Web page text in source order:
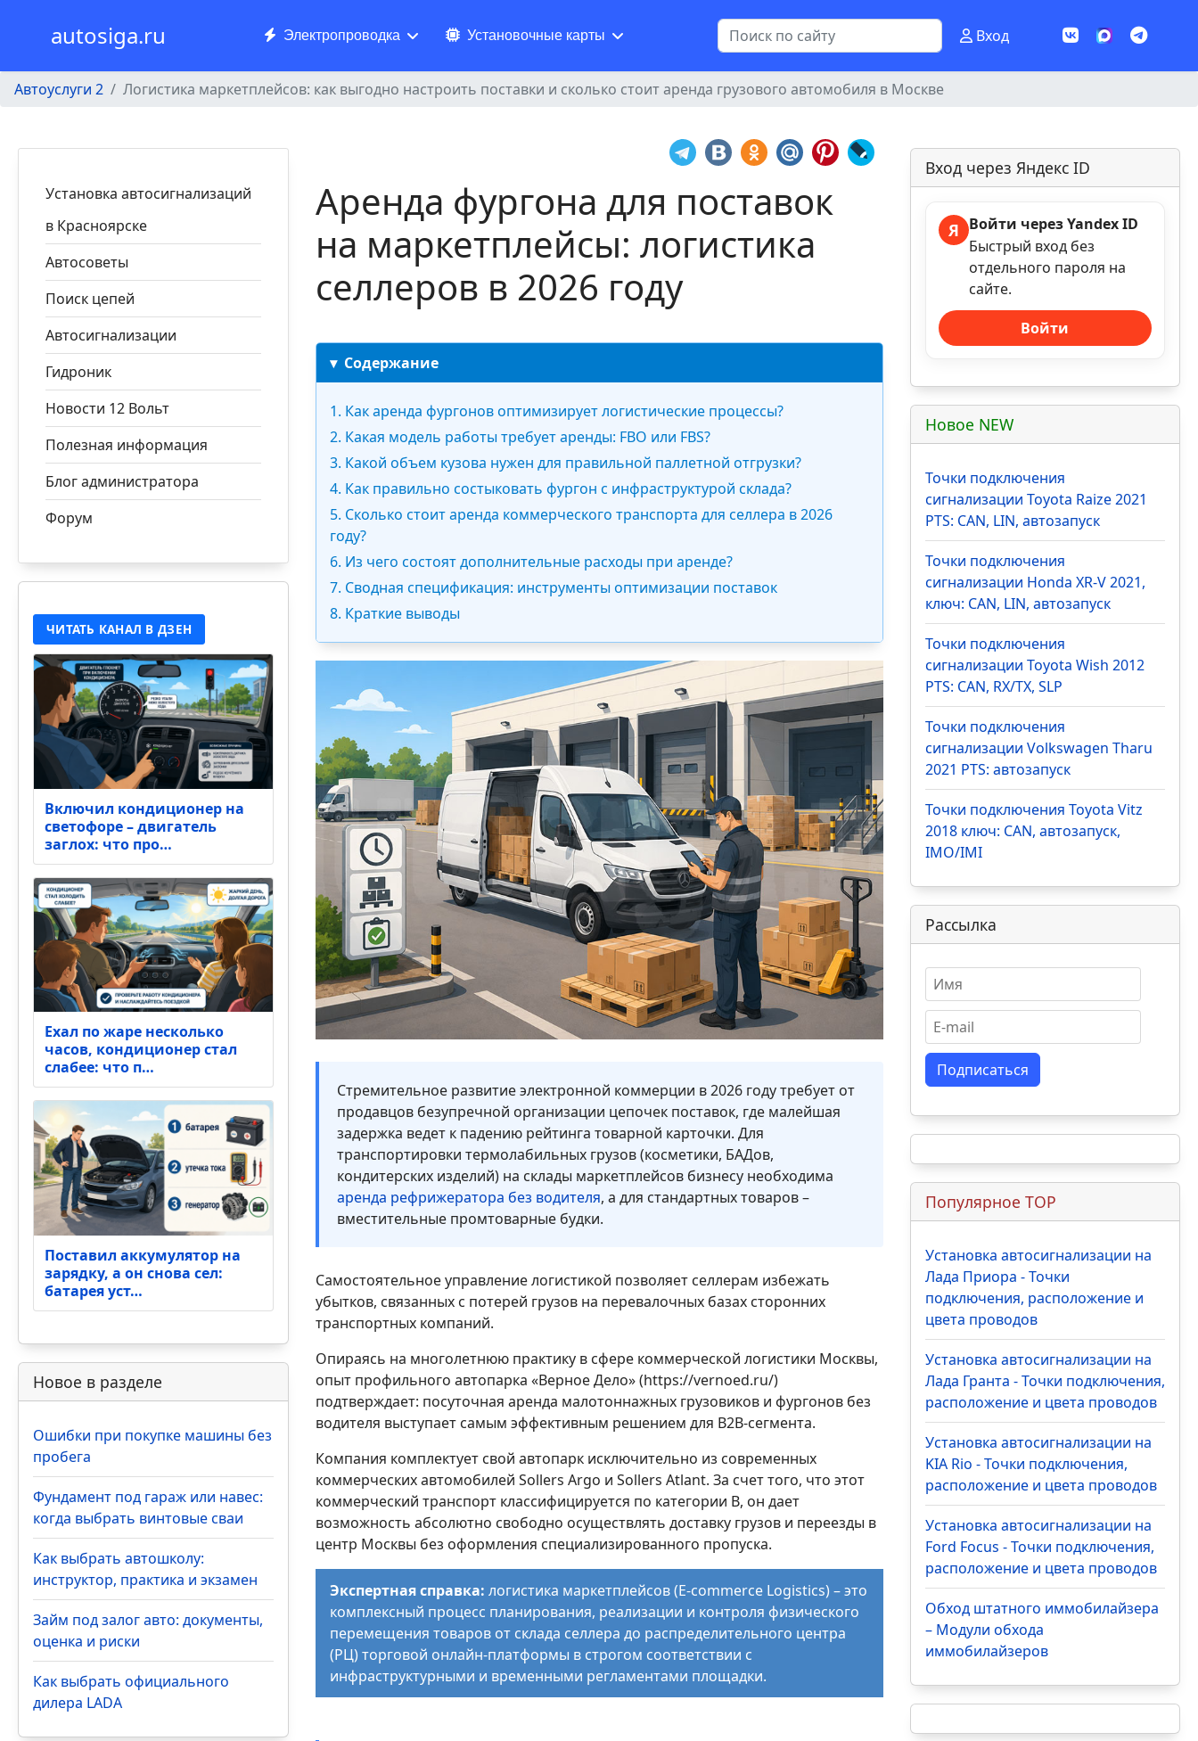
autosiga.ru Электропроводка Установочные карты Поиск Вход
Автоуслуги 2 Логистика маркетплейсов: как выгодно настроить поставки и сколько стоит аренда грузового автомобиля в Москве
Установка автосигнализаций
в Красноярске
Автосоветы
Поиск цепей
Автосигнализации
Гидроник
Новости 12 Вольт
Полезная информация
Блог администратора
Форум
ЧИТАТЬ КАНАЛ В ДЗЕН
Включил кондиционер на
светофоре – двигатель
заглох: что про…
Ехал по жаре несколько
часов, кондиционер стал
слабее: что п…
Поставил аккумулятор на
зарядку, а он снова сел:
батарея уст…
Новое в разделе
Ошибки при покупке машины без
пробега
Фундамент под гараж или навес:
когда выбрать винтовые сваи
Как выбрать автошколу:
инструктор, практика и экзамен
Займ под залог авто: документы,
оценка и риски
Как выбрать официального
дилера LADA
Аренда фургона для поставок
на маркетплейсы: логистика
селлеров в 2026 году
Содержание
1. Как аренда фургонов оптимизирует логистические процессы?
2. Какая модель работы требует аренды: FBO или FBS?
3. Какой объем кузова нужен для правильной паллетной отгрузки?
4. Как правильно состыковать фургон с инфраструктурой склада?
5. Сколько стоит аренда коммерческого транспорта для селлера в 2026
году?
6. Из чего состоят дополнительные расходы при аренде?
7. Сводная спецификация: инструменты оптимизации поставок
8. Краткие выводы
Стремительное развитие электронной коммерции в 2026 году требует от
продавцов безупречной организации цепочек поставок, где малейшая
задержка ведет к падению рейтинга товарной карточки. Для
транспортировки термолабильных грузов (косметики, БАДов,
кондитерских изделий) на склады маркетплейсов бизнесу необходима
аренда рефрижератора без водителя, а для стандартных товаров –
вместительные промтоварные будки.
Самостоятельное управление логистикой позволяет селлерам избежать
убытков, связанных с потерей грузов на перевалочных базах сторонних
транспортных компаний.
Опираясь на многолетнюю практику в сфере коммерческой логистики Москвы,
опыт профильного автопарка «Верное Дело» (https://vernoed.ru/)
подтверждает: посуточная аренда малотоннажных грузовиков и фургонов без
водителя выступает самым эффективным решением для B2B-сегмента.
Компания комплектует свой автопарк исключительно из современных
коммерческих автомобилей Sollers Argo и Sollers Atlant. За счет того, что этот
коммерческий транспорт классифицируется по категории B, он дает
возможность абсолютно свободно осуществлять доставку грузов и переезды в
центр Москвы без оформления специализированного пропуска.
Экспертная справка: логистика маркетплейсов (E-commerce Logistics) – это
комплексный процесс планирования, реализации и контроля физического
перемещения товаров от склада селлера до распределительного центра
(РЦ) торговой онлайн-платформы в строгом соответствии с
инфраструктурными и временными регламентами площадки.
Вход через Яндекс ID
Я Войти через Yandex ID
Быстрый вход без
отдельного пароля на
сайте.
Войти
Новое NEW
Точки подключения
сигнализации Toyota Raize 2021
PTS: CAN, LIN, автозапуск
Точки подключения
сигнализации Honda XR-V 2021,
ключ: CAN, LIN, автозапуск
Точки подключения
сигнализации Toyota Wish 2012
PTS: CAN, RX/TX, SLP
Точки подключения
сигнализации Volkswagen Tharu
2021 PTS: автозапуск
Точки подключения Toyota Vitz
2018 ключ: CAN, автозапуск,
IMO/IMI
Рассылка
Подписаться
Популярное TOP
Установка автосигнализации на
Лада Приора - Точки
подключения, расположение и
цвета проводов
Установка автосигнализации на
Лада Гранта - Точки подключения,
расположение и цвета проводов
Установка автосигнализации на
KIA Rio - Точки подключения,
расположение и цвета проводов
Установка автосигнализации на
Ford Focus - Точки подключения,
расположение и цвета проводов
Обход штатного иммобилайзера
– Модули обхода
иммобилайзеров